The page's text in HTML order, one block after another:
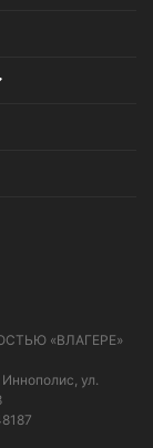
«ВЛАГЕРЕ»
ул.